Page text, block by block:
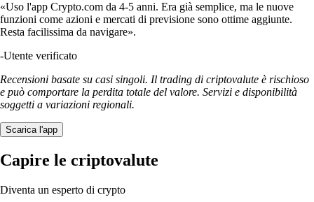
«Uso l'app Crypto.com da 4-5 anni. Era già semplice, ma le nuove
funzioni come azioni e mercati di previsione sono ottime aggiunte.
Resta facilissima da navigare».
-Utente verificato
Recensioni basate su casi singoli. Il trading di criptovalute è rischioso
e può comportare la perdita totale del valore. Servizi e disponibilità
soggetti a variazioni regionali.
Scarica l'app
Capire le criptovalute
Diventa un esperto di crypto